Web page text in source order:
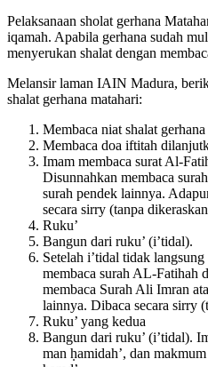
Pelaksanaan sholat gerhana
iqamah. Apabila gerhana sudah
menyerukan shalat dengan
Melansir laman IAIN Madura,
shalat gerhana matahari:
Membaca niat shalat
Membaca doa iftitah
Imam membaca surat Al-
Disunnahkan membaca
surah pendek lainnya.
secara sirry (tanpa
Ruku’
Bangun dari ruku’ (i’tidal).
Setelah i’tidal tidak
membaca surah AL-Fatihah
membaca Surah Ali Imran
lainnya. Dibaca secara sirry
Ruku’ yang kedua
Bangun dari ruku’ (i’tidal).
man ḥamidah’, dan